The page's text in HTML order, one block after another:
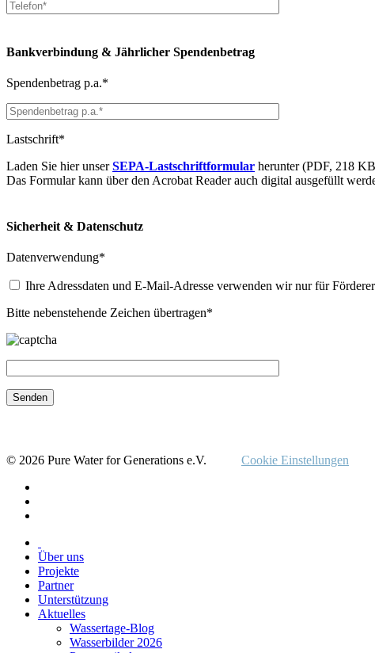
Bankverbindung & Jährlicher Spendenbetrag
Spendenbetrag p.a.*
Lastschrift*
Laden Sie hier unserSEPA-Lastschriftformular herunter (PDF, 218
Das Formular kann über den Acrobat Reader auch digital ausgefüllt
Sicherheit & Datenschutz
Datenverwendung*
Ihre Adressdaten und E-Mail-Adresse verwenden wir nur für
Bitte nebenstehende Zeichen übertragen*
© 2026 Pure Water for Generations e.V. Cookie Einstellungen
Über uns
Projekte
Partner
Unterstützung
Aktuelles
Wassertage-Blog
Wasserbilder 2026